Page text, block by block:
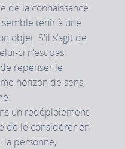
de la connaissance.
tenir à une
objet. S'il s'agit de
ci n'est pas
repenser le
horizon de sens,
un redéploiement
de le considérer en
la personne,